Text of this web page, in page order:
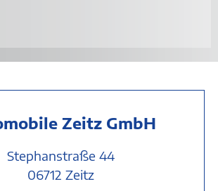
Zeitz GmbH
Stephanstraße 44
06712 Zeitz